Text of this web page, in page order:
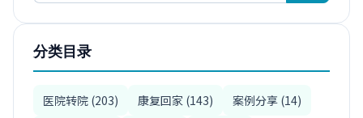
分类目录
医院转院 (203) 康复回家 (143)
案例分享 (14)